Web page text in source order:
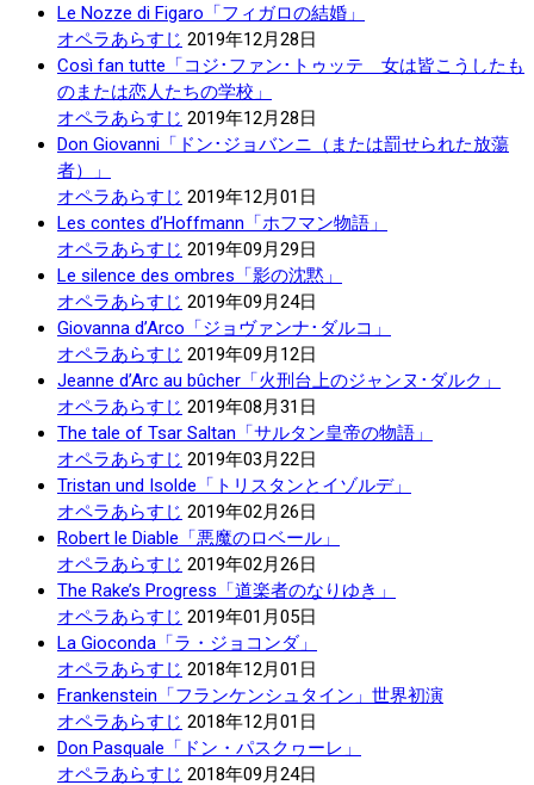
Le Nozze di Figaro「フィガロの結婚」
オペラあらすじ 2019年12月28日
Così fan tutte「コジ･ファン･トゥッテ 女は皆こうしたも
のまたは恋人たちの学校」
オペラあらすじ 2019年12月28日
Don Giovanni「ドン･ジョバンニ（または罰せられた放蕩
者）」
オペラあらすじ 2019年12月01日
Les contes d’Hoffmann「ホフマン物語」
オペラあらすじ 2019年09月29日
Le silence des ombres「影の沈黙」
オペラあらすじ 2019年09月24日
Giovanna d’Arco「ジョヴァンナ･ダルコ」
オペラあらすじ 2019年09月12日
Jeanne d’Arc au bûcher「火刑台上のジャンヌ･ダルク」
オペラあらすじ 2019年08月31日
The tale of Tsar Saltan「サルタン皇帝の物語」
オペラあらすじ 2019年03月22日
Tristan und Isolde「トリスタンとイゾルデ」
オペラあらすじ 2019年02月26日
Robert le Diable「悪魔のロベール」
オペラあらすじ 2019年02月26日
The Rake’s Progress「道楽者のなりゆき」
オペラあらすじ 2019年01月05日
La Gioconda「ラ・ジョコンダ」
オペラあらすじ 2018年12月01日
Frankenstein「フランケンシュタイン」世界初演
オペラあらすじ 2018年12月01日
Don Pasquale「ドン・パスクヮーレ」
オペラあらすじ 2018年09月24日